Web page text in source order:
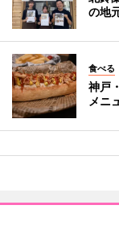
の地
食べる
神戸
メニ